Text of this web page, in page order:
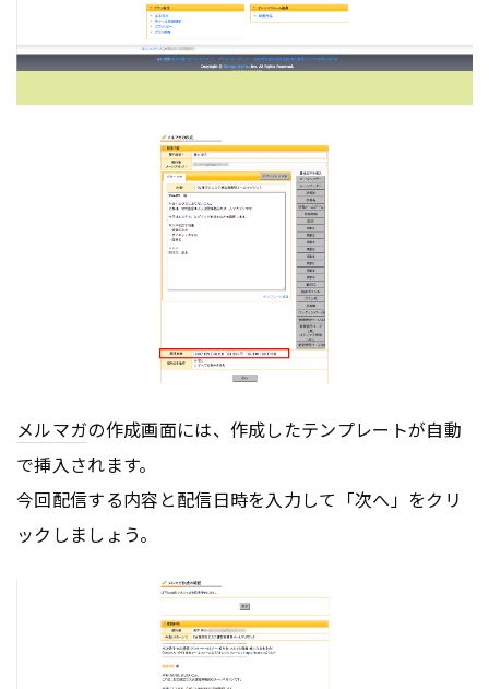
メルマガの作成画面には、作成したテンプレートが自動
で挿入されます。
今回配信する内容と配信日時を入力して「次へ」をクリ
ックしましょう。